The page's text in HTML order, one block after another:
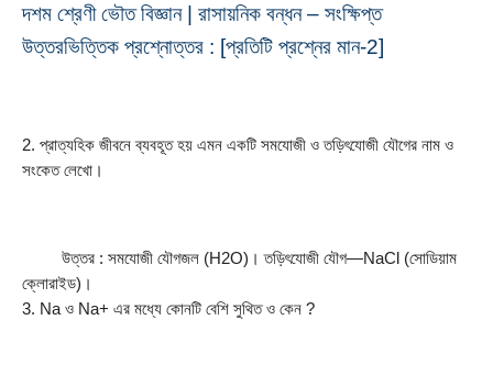
দশম শ্রেণী ভৌত বিজ্ঞান | রাসায়নিক বন্ধন – সংক্ষিপ্ত
উত্তরভিত্তিক প্রশ্নোত্তর : [প্রতিটি প্রশ্নের মান-2]
2. প্রাত্যহিক জীবনে ব্যবহূত হয় এমন একটি সমযােজী ও তড়িৎযােজী যৌগের নাম ও
সংকেত লেখাে।
উত্তর : সমযােজী যৌগজল (H2O)। তড়িৎযােজী যৌগ—NaCl (সােডিয়াম
ক্লোরাইড)।
3. Na ও Na+ এর মধ্যে কোনটি বেশি সুথিত ও কেন ?